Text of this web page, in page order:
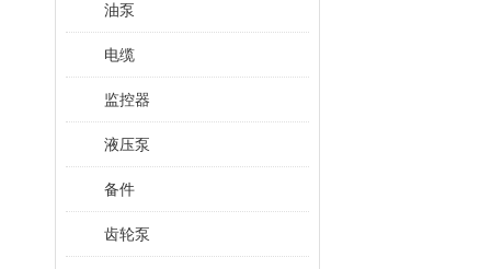
油泵
电缆
监控器
液压泵
备件
齿轮泵